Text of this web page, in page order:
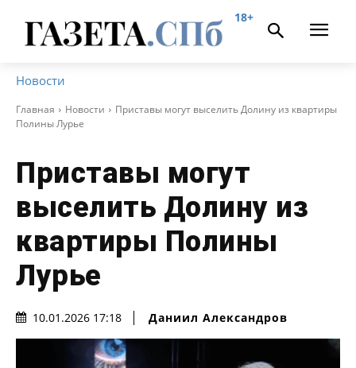
18+
Новости
Главная Новости
Приставы могут выселить Долину из квартиры
Полины Лурье
Приставы могут
выселить Долину из
квартиры Полины
Лурье
10.01.2026 17:18 Даниил Александров